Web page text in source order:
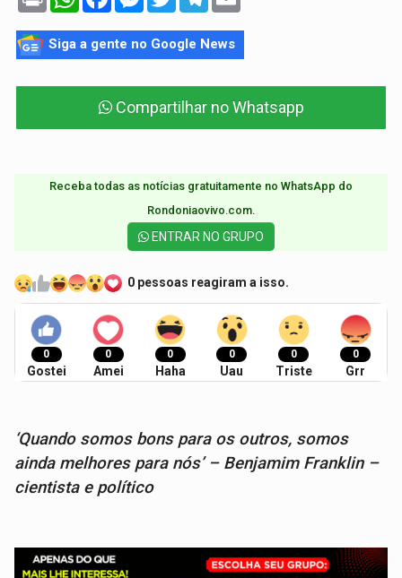
Siga a gente no Google News
Compartilhar no Whatsapp
Receba todas as notícias gratuitamente no WhatsApp do
Rondoniaovivo.com.​
ENTRAR NO GRUPO
0 pessoas reagiram a isso.
0
Gostei
0
Amei
0
Haha
0
Uau
0
Triste
0
Grr
‘Quando somos bons para os outros, somos
ainda melhores para nós’ – Benjamim Franklin –
cientista e político